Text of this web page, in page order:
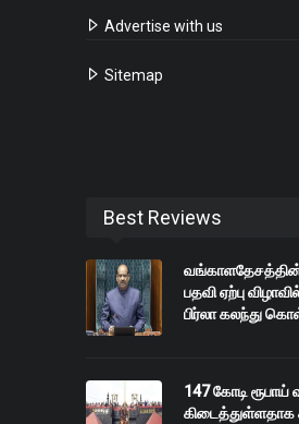
Advertise with us
Sitemap
Best Reviews
வங்காளதேசத்தின்
பதவி ஏற்பு
பிர்லா கலந்து
147 கோடி ரூபாய்
கிடைத்துள்ளதாக